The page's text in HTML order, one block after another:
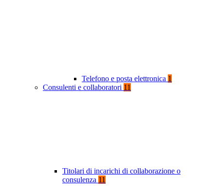
Telefono e posta elettronica 1
Consulenti e collaboratori 11
Titolari di incarichi di collaborazione o
consulenza 11